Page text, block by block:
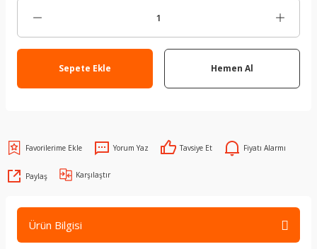
Sepete Ekle Hemen Al
Yorum Yaz Tavsiye Et Fiyatı Alarmı
Paylaş Karşılaştır
Ürün Bilgisi